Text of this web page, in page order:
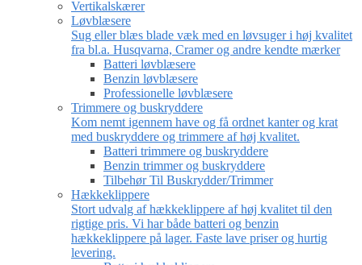
Vertikalskærer
Løvblæsere
Sug eller blæs blade væk med en løvsuger i høj kvalitet
fra bl.a. Husqvarna, Cramer og andre kendte mærker
Batteri løvblæsere
Benzin løvblæsere
Professionelle løvblæsere
Trimmere og buskryddere
Kom nemt igennem have og få ordnet kanter og krat
med buskryddere og trimmere af høj kvalitet.
Batteri trimmere og buskryddere
Benzin trimmer og buskryddere
Tilbehør Til Buskrydder/Trimmer
Hækkeklippere
Stort udvalg af hækkeklippere af høj kvalitet til den
rigtige pris. Vi har både batteri og benzin
hækkeklippere på lager. Faste lave priser og hurtig
levering.